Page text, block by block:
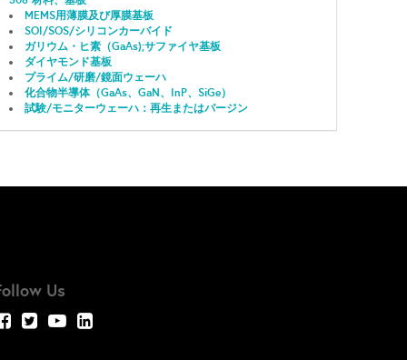
MEMS用薄膜及び厚膜基板
SOI/SOS/シリコンカーバイド
ガリウム・ヒ素（GaAs);サファイヤ基板
ダイヤモンド基板
プライム/研磨/鏡面ウェーハ
化合物半導体（GaAs、GaN、InP、SiGe）
試験/モニターウェーハ：再生またはバージン
Us